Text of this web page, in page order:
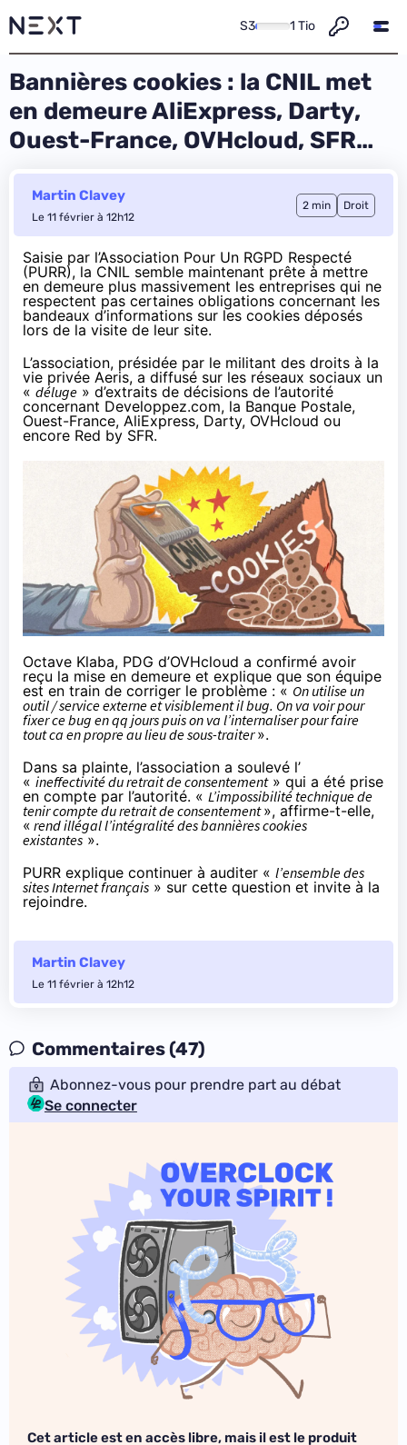
S3 1 Tio
Bannières cookies : la CNIL met
en demeure AliExpress, Darty,
Ouest-France, OVHcloud, SFR…
Martin Clavey
Le 11 février à 12h12
2 min Droit
Saisie par l’Association Pour Un RGPD Respecté
(PURR), la CNIL semble maintenant prête à mettre
en demeure plus massivement les entreprises qui ne
respectent pas certaines obligations concernant les
bandeaux d’informations sur les cookies déposés
lors de la visite de leur site.
L’association, présidée par le militant des droits à la
vie privée Aeris, a diffusé sur les réseaux sociaux un
« déluge » d’extraits de décisions de l’autorité
concernant Developpez.com, la Banque Postale,
Ouest-France, AliExpress, Darty, OVHcloud ou
encore Red by SFR.
Octave Klaba, PDG d’OVHcloud a confirmé avoir
reçu la mise en demeure et explique que son équipe
est en train de corriger le problème : « On utilise un
outil / service externe et visiblement il bug. On va voir pour
fixer ce bug en qq jours puis on va l’internaliser pour faire
tout ca en propre au lieu de sous-traiter».
Dans sa plainte, l’association a soulevé l’
« ineffectivité du retrait de consentement» qui a été prise
en compte par l’autorité. « L’impossibilité technique de
tenir compte du retrait de consentement», affirme-t-elle,
« rend illégal l’intégralité des bannières cookies
existantes».
PURR explique continuer à auditer « l’ensemble des
sites Internet français » sur cette question et invite à la
rejoindre.
Martin Clavey
Le 11 février à 12h12
Commentaires (47)
Abonnez-vous pour prendre part au débat
Se connecter
Cet article est en accès libre, mais il est le produit